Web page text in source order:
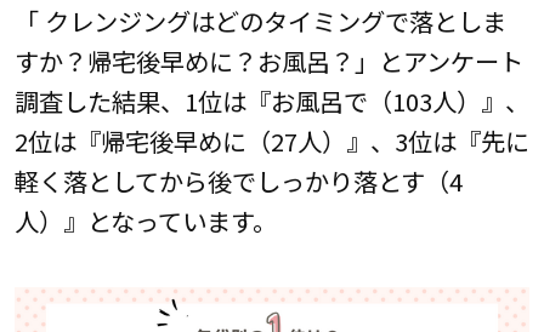
「 クレンジングはどのタイミングで落としま
すか？帰宅後早めに？お風呂？」とアンケート
調査した結果、1位は『お風呂で（103人）』、
2位は『帰宅後早めに（27人）』、3位は『先に
軽く落としてから後でしっかり落とす（4
人）』となっています。